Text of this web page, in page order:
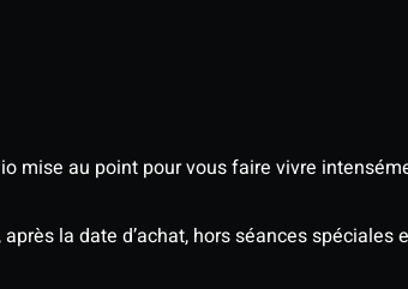
mise au point pour vous faire vivre
la date d’achat, hors séances